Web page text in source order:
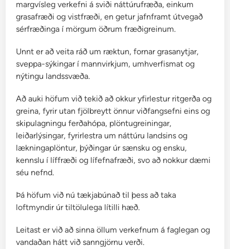
,
c
h
p
i
p
a
r
,
b
a
e
r
margvísleg verkefni á sviði náttúrufræða, einkum
grasafræði og vistfræði, en getur jafnframt útvegað
sérfræðinga í mörgum öðrum fræðigreinum.
Unnt er að veita ráð um ræktun, fornar grasanytjar,
sveppa-sýkingar í mannvirkjum, umhverfismat og
nýtingu landssvæða.
Að auki höfum við tekið að okkur yfirlestur ritgerða og
greina, fyrir utan fjölbreytt önnur viðfangsefni eins og
skipulagningu ferðahópa, plöntugreiningar,
leiðarlýsingar, fyrirlestra um náttúru landsins og
lækningaplöntur, þýðingar úr sænsku og ensku,
kennslu í líffræði og lífefnafræði, svo að nokkur dæmi
séu nefnd.
Þá höfum við nú tækjabúnað til þess að taka
loftmyndir úr tiltölulega lítilli hæð.
Leitast er við að sinna öllum verkefnum á faglegan og
vandaðan hátt við sanngjörnu verði.